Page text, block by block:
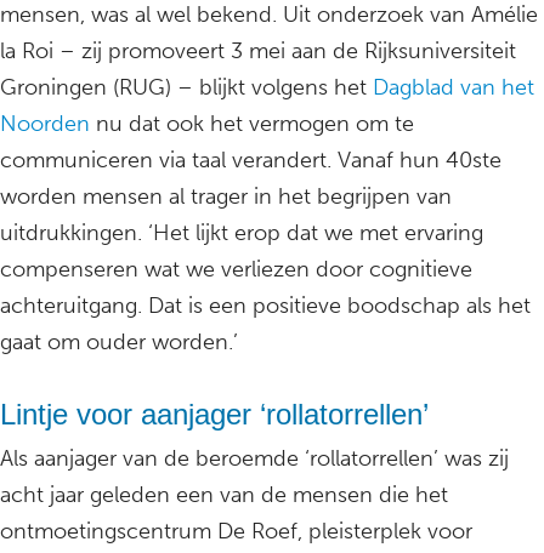
mensen, was al wel bekend. Uit onderzoek van Amélie
la Roi – zij promoveert 3 mei aan de Rijksuniversiteit
Groningen (RUG) – blijkt volgens het Dagblad van het
Noorden nu dat ook het vermogen om te
communiceren via taal verandert. Vanaf hun 40ste
worden mensen al trager in het begrijpen van
uitdrukkingen. ‘Het lijkt erop dat we met ervaring
compenseren wat we verliezen door cognitieve
achteruitgang. Dat is een positieve boodschap als het
gaat om ouder worden.’
Lintje voor aanjager ‘rollatorrellen’
Als aanjager van de beroemde ‘rollatorrellen’ was zij
acht jaar geleden een van de mensen die het
ontmoetingscentrum De Roef, pleisterplek voor